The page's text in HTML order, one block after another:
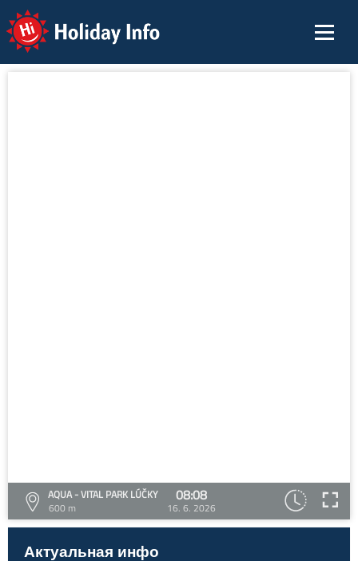
Holiday Info
AQUA - VITAL PARK LÚČKY
600 m
08:08
16. 6. 2026
Актуальная инфо